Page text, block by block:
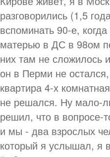
разговорились (1,5
вспоминать 90-е,
матерью в ДС в 98ом
них там не сложилось
он в Перми не
квартира 4-х
не решался. Ну мало-
решил, что в вопросе-
и мы - два взрослых
который я услышал, я